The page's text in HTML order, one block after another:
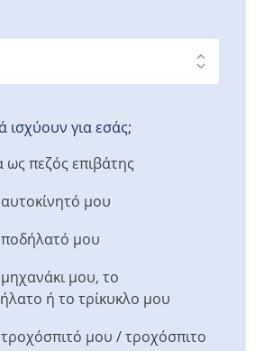
ισχύουν για εσάς;
ως πεζός επιβάτης
μου
μου
μου, το
ή το τρίκυκλο μου
μου / τροχόσπιτο